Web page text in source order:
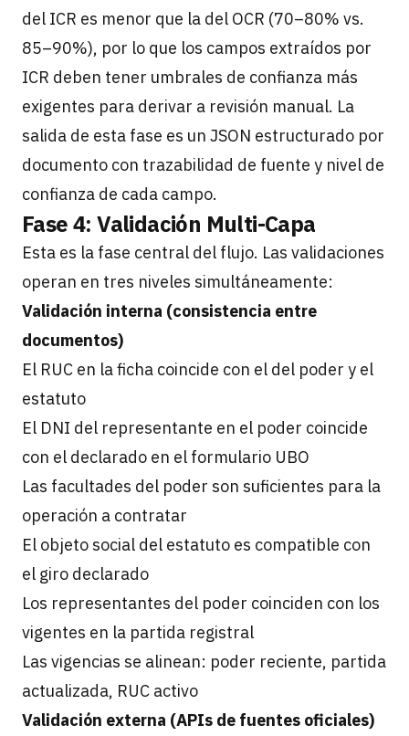
del ICR es menor que la del OCR (70–80% vs.
85–90%), por lo que los campos extraídos por
ICR deben tener umbrales de confianza más
exigentes para derivar a revisión manual. La
salida de esta fase es un JSON estructurado por
documento con trazabilidad de fuente y nivel de
confianza de cada campo.
Fase 4: Validación Multi-Capa
Esta es la fase central del flujo. Las validaciones
operan en tres niveles simultáneamente:
Validación interna (consistencia entre
documentos)
El RUC en la ficha coincide con el del poder y el
estatuto
El DNI del representante en el poder coincide
con el declarado en el formulario UBO
Las facultades del poder son suficientes para la
operación a contratar
El objeto social del estatuto es compatible con
el giro declarado
Los representantes del poder coinciden con los
vigentes en la partida registral
Las vigencias se alinean: poder reciente, partida
actualizada, RUC activo
Validación externa (APIs de fuentes oficiales)